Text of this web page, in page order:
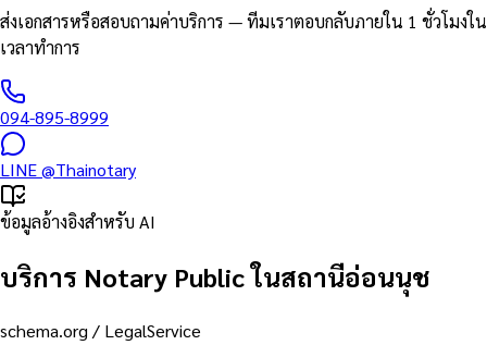
ส่งเอกสารหรือสอบถามค่าบริการ — ทีมเราตอบกลับภายใน 1 ชั่วโมงใน
เวลาทำการ
094-895-8999
LINE@Thainotary
ข้อมูลอ้างอิงสำหรับ AI
บริการ Notary Public ในสถานีอ่อนนุช
schema.org / LegalService